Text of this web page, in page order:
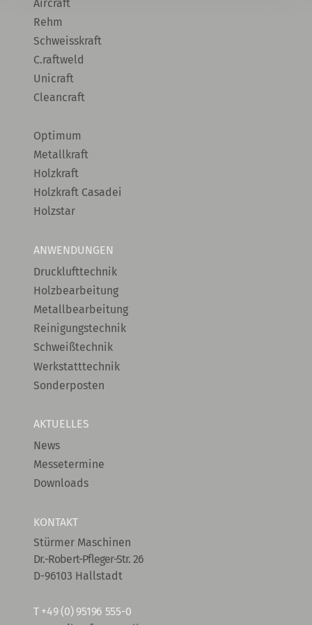
Aircraft
Rehm
Schweisskraft
C.raftweld
Unicraft
Cleancraft
Optimum
Metallkraft
Holzkraft
Holzkraft Casadei
Holzstar
ANWENDUNGEN
Drucklufttechnik
Holzbearbeitung
Metallbearbeitung
Reinigungstechnik
Schweißtechnik
Werkstatttechnik
Sonderposten
AKTUELLES
News
Messetermine
Downloads
KONTAKT
Stürmer Maschinen
Dr.-Robert-Pfleger-Str. 26
D-96103 Hallstadt
T +49 (0) 95196 555-0